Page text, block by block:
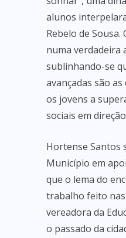
alunos
Rebelo de
numa verdadeira
sublinhando-se
avançadas são
os jovens a
sociais em
Hortense Santos
Município em
que o lema do
trabalho feito nas
vereadora da
o passado da